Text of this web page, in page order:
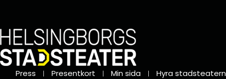
Press Presentkort Min sida Hyra stadsteatern